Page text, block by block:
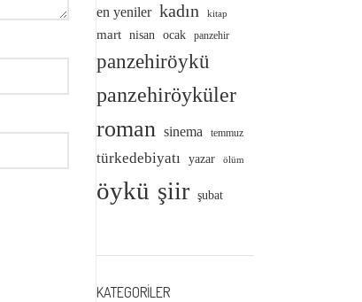
en yeniler kadın kitap
mart nisan ocak panzehir
panzehiröykü
panzehiröyküler
roman sinema temmuz
türkedebiyatı yazar ölüm
öykü şiir şubat
KATEGORILER